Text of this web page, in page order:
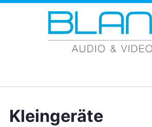
Zum Hauptinhalt springen
Kleingeräte